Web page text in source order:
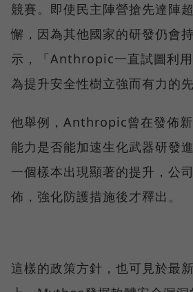
競賽。即使民主陣營搶先達陣
懈，因為其他國家的研發仍會
示，「Anthropic一直試圖利用
為提升安全性樹立強而有力的先
他舉例，Anthropic曾在發佈
能力是否能加速生化武器研發
一個樣本出現顯著的提升，公
佈，強化防護措施後才釋出。
這樣的政策方針，也可見於最